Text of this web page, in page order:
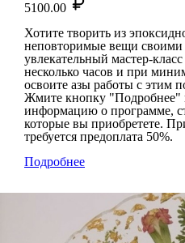
5100.00
Хотите творить из
неповторимые вещи
увлекательный мастер-
несколько часов и при
освоите азы работы с этим
Жмите кнопку "Подробнее"
информацию о программе,
которые вы приобретете.
требуется предоплата 50%.
Подробнее